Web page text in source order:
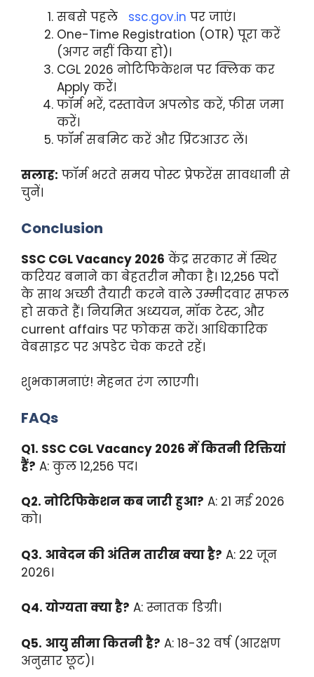
सबसे पहले ssc.gov.in पर जाएं।
One-Time Registration (OTR) पूरा करें
(अगर नहीं किया हो)।
CGL 2026 नोटिफिकेशन पर क्लिक कर
Apply करें।
फॉर्म भरें, दस्तावेज अपलोड करें, फीस जमा
करें।
फॉर्म सबमिट करें और प्रिंटआउट लें।
सलाह: फॉर्म भरते समय पोस्ट प्रेफरेंस सावधानी से
चुनें।
Conclusion
SSC CGL Vacancy 2026 केंद्र सरकार में स्थिर
करियर बनाने का बेहतरीन मौका है। 12,256 पदों
के साथ अच्छी तैयारी करने वाले उम्मीदवार सफल
हो सकते हैं। नियमित अध्ययन, मॉक टेस्ट, और
current affairs पर फोकस करें। आधिकारिक
वेबसाइट पर अपडेट चेक करते रहें।
शुभकामनाएं! मेहनत रंग लाएगी।
FAQs
Q1. SSC CGL Vacancy 2026 में कितनी रिक्तियां
हैं? A: कुल 12,256 पद।
Q2. नोटिफिकेशन कब जारी हुआ? A: 21 मई 2026
को।
Q3. आवेदन की अंतिम तारीख क्या है? A: 22 जून
2026।
Q4. योग्यता क्या है? A: स्नातक डिग्री।
Q5. आयु सीमा कितनी है? A: 18-32 वर्ष (आरक्षण
अनुसार छूट)।